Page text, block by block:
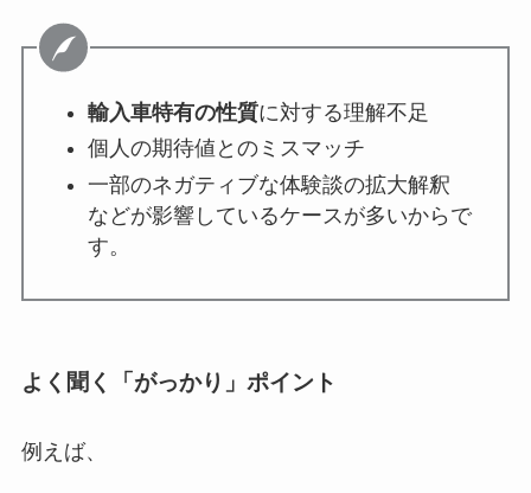
輸入車特有の性質に対する理解不足
個人の期待値とのミスマッチ
一部のネガティブな体験談の拡大解釈
などが影響しているケースが多いからで
す。
よく聞く「がっかり」ポイント
例えば、